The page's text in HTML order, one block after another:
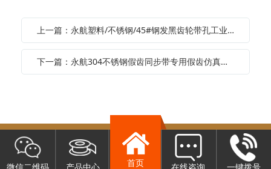
上一篇：永航塑料/不锈钢/45#钢发黑齿轮带孔工业链轮 单排双排链条轮非标定制
下一篇：永航304不锈钢假齿同步带专用假齿仿真齿AT10 T10 H 8MS8M T5 AT2
首页